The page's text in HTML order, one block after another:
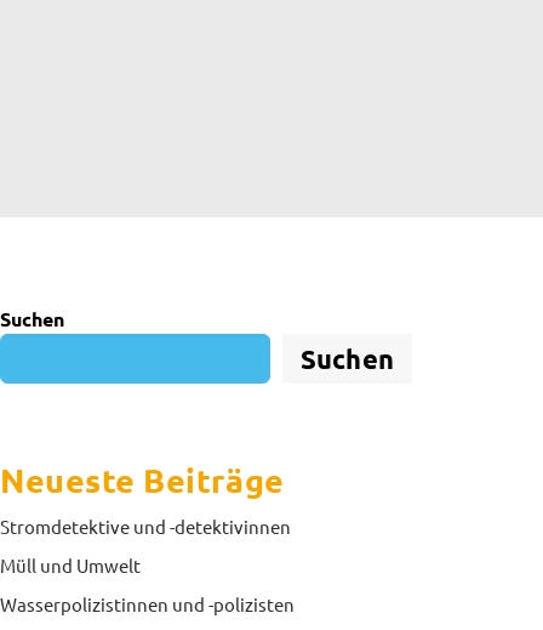
Suchen
Suchen
Neueste Beiträge
Stromdetektive und -detektivinnen
Müll und Umwelt
Wasserpolizistinnen und -polizisten